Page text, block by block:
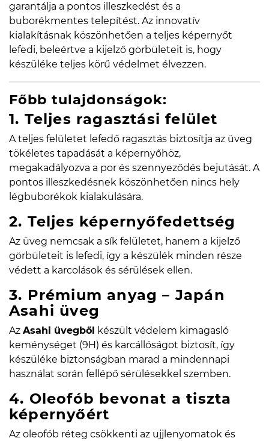
garantálja a pontos illeszkedést és a
buborékmentes telepítést. Az innovatív
kialakításnak köszönhetően a teljes képernyőt
lefedi, beleértve a kijelző görbületeit is, hogy
készüléke teljes körű védelmet élvezzen.
Főbb tulajdonságok:
1. Teljes ragasztási felület
A teljes felületet lefedő ragasztás biztosítja az üveg
tökéletes tapadását a képernyőhöz,
megakadályozva a por és szennyeződés bejutását. A
pontos illeszkedésnek köszönhetően nincs hely
légbuborékok kialakulására.
2. Teljes képernyőfedettség
Az üveg nemcsak a sík felületet, hanem a kijelző
görbületeit is lefedi, így a készülék minden része
védett a karcolások és sérülések ellen.
3. Prémium anyag – Japán
Asahi üveg
Az Asahi üvegből készült védelem kimagasló
keménységet (9H) és karcállóságot biztosít, így
készüléke biztonságban marad a mindennapi
használat során fellépő sérülésekkel szemben.
4. Oleofób bevonat a tiszta
képernyőért
Az oleofób réteg csökkenti az ujjlenyomatok és